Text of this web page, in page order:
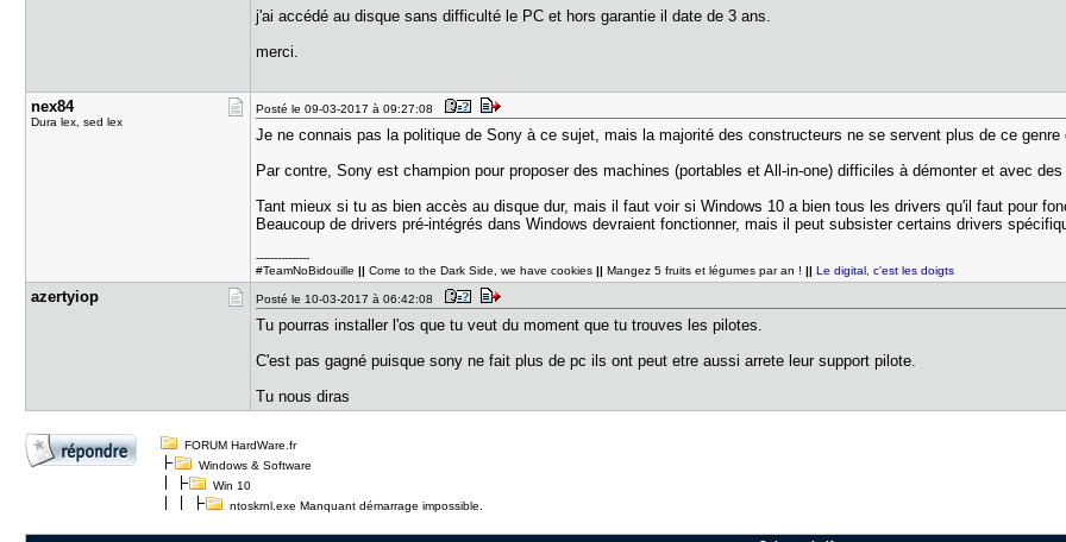
j'ai accédé au disque sans difficulté le PC et hors garantie il date de 3 ans.
merci.
nex84
Dura lex, sed lex
Posté le 09-03-2017 à 09:27:08
Je ne connais pas la politique de Sony à ce sujet, mais la majorité des constructeurs ne se servent plus de ce genre
Par contre, Sony est champion pour proposer des machines (portables et All-in-one) difficiles à démonter et avec
Tant mieux si tu as bien accès au disque dur, mais il faut voir si Windows 10 a bien tous les drivers qu'il faut pour
Beaucoup de drivers pré-intégrés dans Windows devraient fonctionner, mais il peut subsister certains drivers
---------------
#TeamNoBidouille||Come to the Dark Side, we have cookies||Mangez 5 fruits et légumes par an !||Le digital, c'est les doigts
azertyiop Posté le 10-03-2017 à 06:42:08
Tu pourras installer l'os que tu veut du moment que tu trouves les pilotes.
C'est pas gagné puisque sony ne fait plus de pc ils ont peut etre aussi arrete leur support pilote.
Tu nous diras
FORUM HardWare.fr
Windows & Software
Win 10
ntoskrnl.exe Manquant démarrage impossible.